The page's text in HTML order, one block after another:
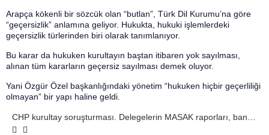
Arapça kökenli bir sözcük olan “butlan”, Türk Dil Kurumu’na göre
“geçersizlik” anlamına geliyor. Hukukta, hukuki işlemlerdeki
geçersizlik türlerinden biri olarak tanımlanıyor.
Bu karar da hukuken kurultayın baştan itibaren yok sayılması,
alınan tüm kararların geçersiz sayılması demek oluyor.
Yani Özgür Özel başkanlığındaki yönetim “hukuken hiçbir geçerliliği
olmayan” bir yapı haline geldi.
CHP kurultay soruşturması. Delegelerin MASAK raporları, banka
hesap hareketleri ve SGK kayıtları istendi